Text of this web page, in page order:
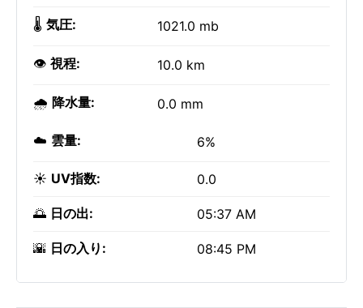
🌡️ 気圧: 1021.0 mb
👁️ 視程: 10.0 km
🌧️ 降水量: 0.0 mm
☁️ 雲量: 6%
☀️ UV指数: 0.0
🌅 日の出: 05:37 AM
🌇 日の入り: 08:45 PM